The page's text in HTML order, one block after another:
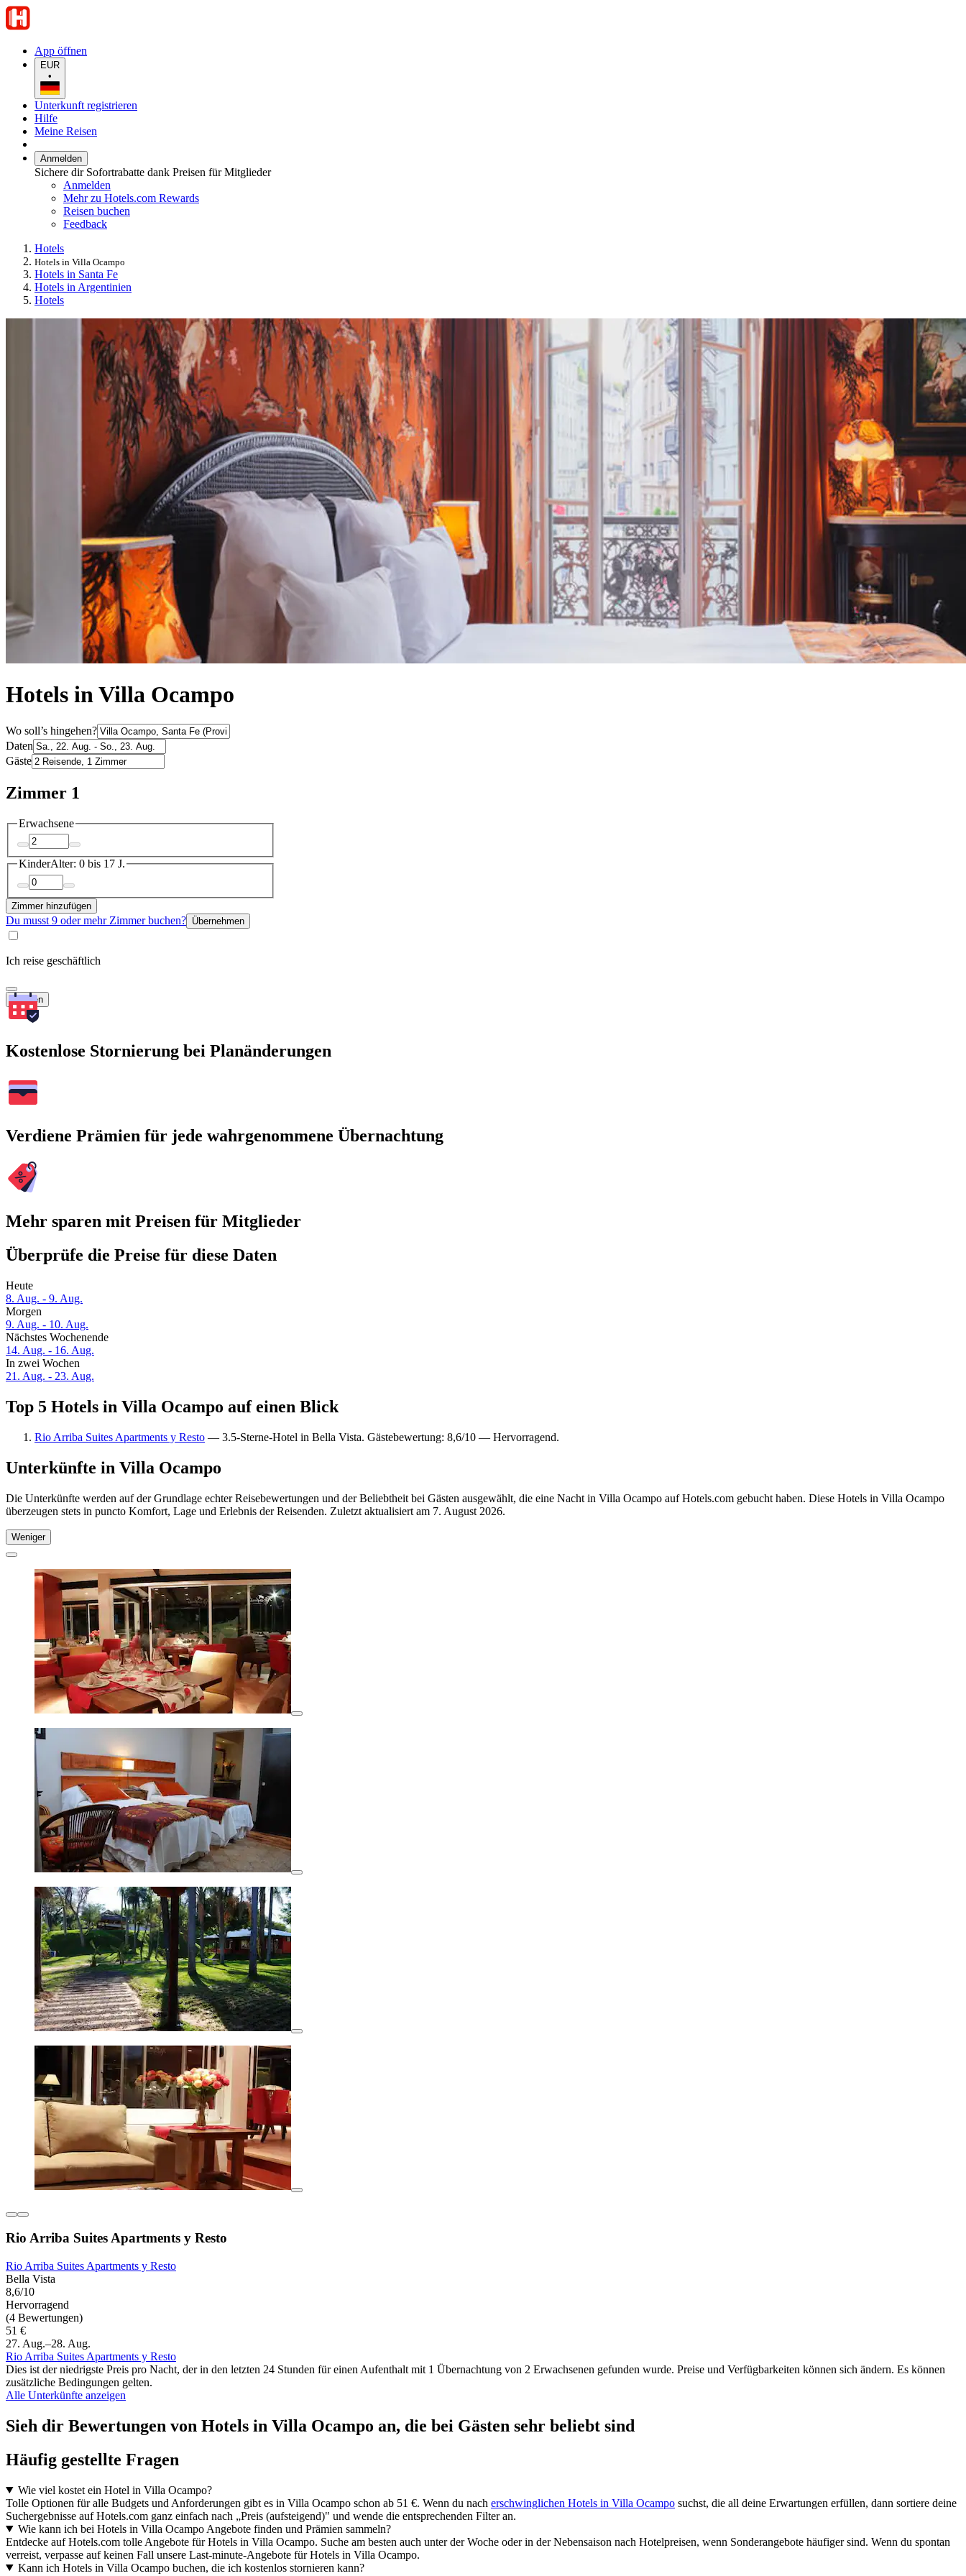
App öffnen
EUR
•
Unterkunft registrieren
Hilfe
Meine Reisen
Anmelden
Sichere dir Sofortrabatte dank Preisen für Mitglieder
Anmelden
Mehr zu Hotels.com Rewards
Reisen buchen
Feedback
Hotels
Hotels in Villa Ocampo
Hotels in Santa Fe
Hotels in Argentinien
Hotels
Hotels in Villa Ocampo
Wo soll’s hingehen?
Daten
Gäste
Zimmer 1
Erwachsene
KinderAlter: 0 bis 17 J.
Zimmer hinzufügen
Du musst 9 oder mehr Zimmer buchen? Übernehmen
Ich reise geschäftlich
Suchen
Kostenlose Stornierung bei Planänderungen
Verdiene Prämien für jede wahrgenommene Übernachtung
Mehr sparen mit Preisen für Mitglieder
Überprüfe die Preise für diese Daten
Heute
8. Aug. - 9. Aug.
Morgen
9. Aug. - 10. Aug.
Nächstes Wochenende
14. Aug. - 16. Aug.
In zwei Wochen
21. Aug. - 23. Aug.
Top 5 Hotels in Villa Ocampo auf einen Blick
Rio Arriba Suites Apartments y Resto — 3.5-Sterne-Hotel in Bella Vista. Gästebewertung: 8,6/10 — Hervorragend.
Unterkünfte in Villa Ocampo
Die Unterkünfte werden auf der Grundlage echter Reisebewertungen und der Beliebtheit bei Gästen ausgewählt, die eine Nacht in Villa Ocampo auf Hotels.com gebucht haben. Diese Hotels in Villa Ocampo
überzeugen stets in puncto Komfort, Lage und Erlebnis der Reisenden. Zuletzt aktualisiert am 7. August 2026.
Weniger
Rio Arriba Suites Apartments y Resto
Rio Arriba Suites Apartments y Resto
Bella Vista
8,6/10
Hervorragend
(4 Bewertungen)
51 €
27. Aug.–28. Aug.
Rio Arriba Suites Apartments y Resto
Dies ist der niedrigste Preis pro Nacht, der in den letzten 24 Stunden für einen Aufenthalt mit 1 Übernachtung von 2 Erwachsenen gefunden wurde. Preise und Verfügbarkeiten können sich ändern. Es können
zusätzliche Bedingungen gelten.
Alle Unterkünfte anzeigen
Sieh dir Bewertungen von Hotels in Villa Ocampo an, die bei Gästen sehr beliebt sind
Häufig gestellte Fragen
Wie viel kostet ein Hotel in Villa Ocampo?
Tolle Optionen für alle Budgets und Anforderungen gibt es in Villa Ocampo schon ab 51 €. Wenn du nach erschwinglichen Hotels in Villa Ocampo suchst, die all deine Erwartungen erfüllen, dann sortiere deine
Suchergebnisse auf Hotels.com ganz einfach nach „Preis (aufsteigend)" und wende die entsprechenden Filter an.
Wie kann ich bei Hotels in Villa Ocampo Angebote finden und Prämien sammeln?
Entdecke auf Hotels.com tolle Angebote für Hotels in Villa Ocampo. Suche am besten auch unter der Woche oder in der Nebensaison nach Hotelpreisen, wenn Sonderangebote häufiger sind. Wenn du spontan
verreist, verpasse auf keinen Fall unsere Last-minute-Angebote für Hotels in Villa Ocampo.
Kann ich Hotels in Villa Ocampo buchen, die ich kostenlos stornieren kann?